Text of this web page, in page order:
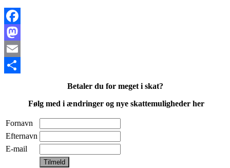
Facebook
Mastodon
Email
Betaler du for meget i skat?
Følg med i ændringer og nye skattemuligheder her
Fornavn
Efternavn
E-mail